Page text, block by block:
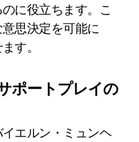
に役立ちます。こ
思決定を可能に
す。
ポートプレイの
エルン・ミュンヘ